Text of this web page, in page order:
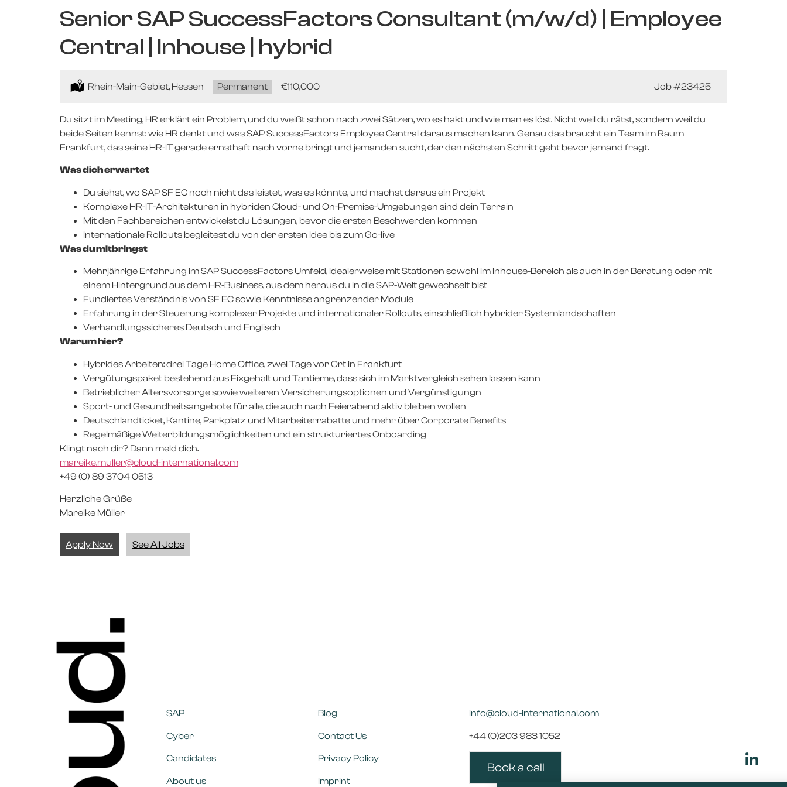
Senior SAP SuccessFactors Consultant (m/w/d) | Employee
Central | Inhouse | hybrid
Location:
Rhein-Main-Gebiet, Hessen Type:
Permanent Job#23425
Salary:
€110,000
Du sitzt im Meeting, HR erklärt ein Problem, und du weißt schon nach zwei Sätzen, wo es hakt und wie man es löst. Nicht weil du rätst, sondern weil du
beide Seiten kennst: wie HR denkt und was SAP SuccessFactors Employee Central daraus machen kann. Genau das braucht ein Team im Raum
Frankfurt, das seine HR-IT gerade ernsthaft nach vorne bringt und jemanden sucht, der den nächsten Schritt geht bevor jemand fragt.
Was dich erwartet
Du siehst, wo SAP SF EC noch nicht das leistet, was es könnte, und machst daraus ein Projekt
Komplexe HR-IT-Architekturen in hybriden Cloud- und On-Premise-Umgebungen sind dein Terrain
Mit den Fachbereichen entwickelst du Lösungen, bevor die ersten Beschwerden kommen
Internationale Rollouts begleitest du von der ersten Idee bis zum Go-live
Was du mitbringst
Mehrjährige Erfahrung im SAP SuccessFactors Umfeld, idealerweise mit Stationen sowohl im Inhouse-Bereich als auch in der Beratung oder mit
einem Hintergrund aus dem HR-Business, aus dem heraus du in die SAP-Welt gewechselt bist
Fundiertes Verständnis von SF EC sowie Kenntnisse angrenzender Module
Erfahrung in der Steuerung komplexer Projekte und internationaler Rollouts, einschließlich hybrider Systemlandschaften
Verhandlungssicheres Deutsch und Englisch
Warum hier?
Hybrides Arbeiten: drei Tage Home Office, zwei Tage vor Ort in Frankfurt
Vergütungspaket bestehend aus Fixgehalt und Tantieme, dass sich im Marktvergleich sehen lassen kann
Betrieblicher Altersvorsorge sowie weiteren Versicherungsoptionen und Vergünstigungn
Sport- und Gesundheitsangebote für alle, die auch nach Feierabend aktiv bleiben wollen
Deutschlandticket, Kantine, Parkplatz und Mitarbeiterrabatte und mehr über Corporate Benefits
Regelmäßige Weiterbildungsmöglichkeiten und ein strukturiertes Onboarding
Klingt nach dir? Dann meld dich.
mareike.muller@cloud-international.com
+49 (0) 89 3704 0513
Herzliche Grüße
Mareike Müller
Apply Now See All Jobs
SAP
Cyber
Candidates
About us
Blog
Contact Us
Privacy Policy
Imprint
info@cloud-international.com
+44 (0)203 983 1052
Book a call